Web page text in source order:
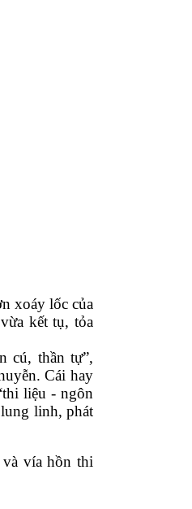
xoáy lốc của
kết tụ, tỏa
cú, thần tự”,
Cái hay
liệu - ngôn
linh, phát
vía hồn thi